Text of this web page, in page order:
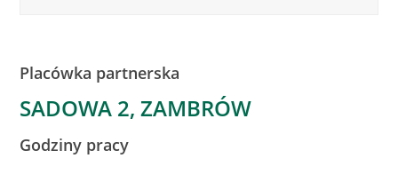
Placówka partnerska
SADOWA 2, ZAMBRÓW
Godziny pracy